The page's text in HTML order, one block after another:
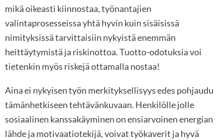
mikä oikeasti kiinnostaa, työnantajien
valintaprosesseissa yhtä hyvin kuin sisäisissä
nimityksissä tarvittaisiin nykyistä enemmän
heittäytymistä ja riskinottoa. Tuotto-odotuksia voi
tietenkin myös riskejä ottamalla nostaa!
Aina ei nykyisen työn merkityksellisyys edes pohjaudu
tämänhetkiseen tehtävänkuvaan. Henkilölle jolle
sosiaalinen kanssakäyminen on ensiarvoinen energian
lähde ja motivaatiotekijä, voivat työkaverit ja hyvä